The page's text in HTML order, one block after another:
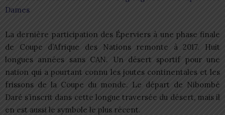
Dames
La dernière participation des Éperviers à une phase finale
de Coupe d’Afrique des Nations remonte à 2017. Huit
longues années sans CAN. Un désert sportif pour une
nation qui a pourtant connu les joutes continentales et les
frissons de la Coupe du monde. Le départ de Nibombé
Daré s’inscrit dans cette longue traversée du désert, mais il
en est aussi le symbole le plus récent.